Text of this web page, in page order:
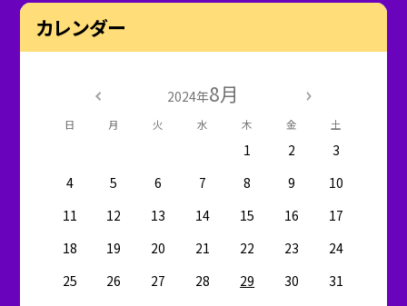
カレンダー
2024年8月
日 月 火 水 木 金 土
1 2
3
4
5 6 7 8 9
10
11
12 13 14 15 16
17
18
19 20 21 22 23
24
25
26 27 28 29 30 31